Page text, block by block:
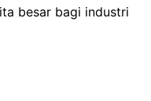
besar bagi industri